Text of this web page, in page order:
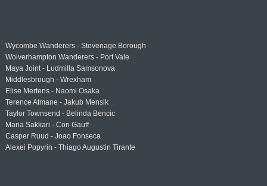
Wycombe Wanderers - Stevenage Borough
Wolverhampton Wanderers - Port Vale
Maya Joint - Ludmilla Samsonova
Middlesbrough - Wrexham
Elise Mertens - Naomi Osaka
Terence Atmane - Jakub Mensik
Taylor Townsend - Belinda Bencic
Maria Sakkari - Cori Gauff
Casper Ruud - Joao Fonseca
Alexei Popyrin - Thiago Augustin Tirante